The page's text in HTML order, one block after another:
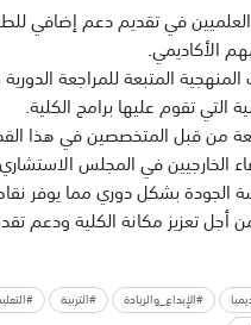
في تقديم دعم إضافي
الأكاديمي.
المتبعة للمراجعة
التي تقوم عليها برامج الكلية.
من قبل المتخصصين في هذا
الخارجيين في المجلس
الجودة بشكل دوري مما يوفر
أجل تعزيز مكانة الكلية ودعم
#الإبداع_والريادة #التربية